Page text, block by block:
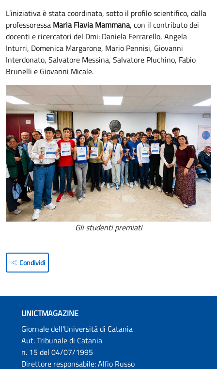
L’iniziativa è stata coordinata, sotto il profilo scientifico, dalla
professoressa Maria Flavia Mammana, con il contributo dei
docenti e ricercatori del Dmi: Daniela Ferrarello, Angela
Inturri, Domenica Margarone, Mario Pennisi, Giovanni
Interdonato, Salvatore Messina, Salvatore Pluchino, Fabio
Brunelli e Giovanni Micale.
Gli studenti premiati
Condividi
UNICTMAGAZINE
Giornale dell'Università di Catania
Aut. Tribunale di Catania
n. 15 del 04/07/1995
Direttore responsabile: Alfio Russo